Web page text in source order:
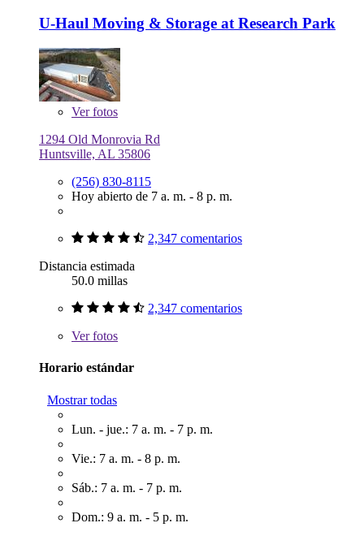
U-Haul Moving & Storage at Research Park
Verfotos
1294 Old Monrovia Rd
Huntsville, AL 35806
(256) 830-8115
Hoy abierto de 7 a. m. - 8 p. m.
2,347 comentarios
Distancia estimada
50.0 millas
2,347 comentarios
Verfotos
Horario estándar
Mostrar todas
Lun. - jue.: 7 a. m. - 7 p. m.
Vie.: 7 a. m. - 8 p. m.
Sáb.: 7 a. m. - 7 p. m.
Dom.: 9 a. m. - 5 p. m.